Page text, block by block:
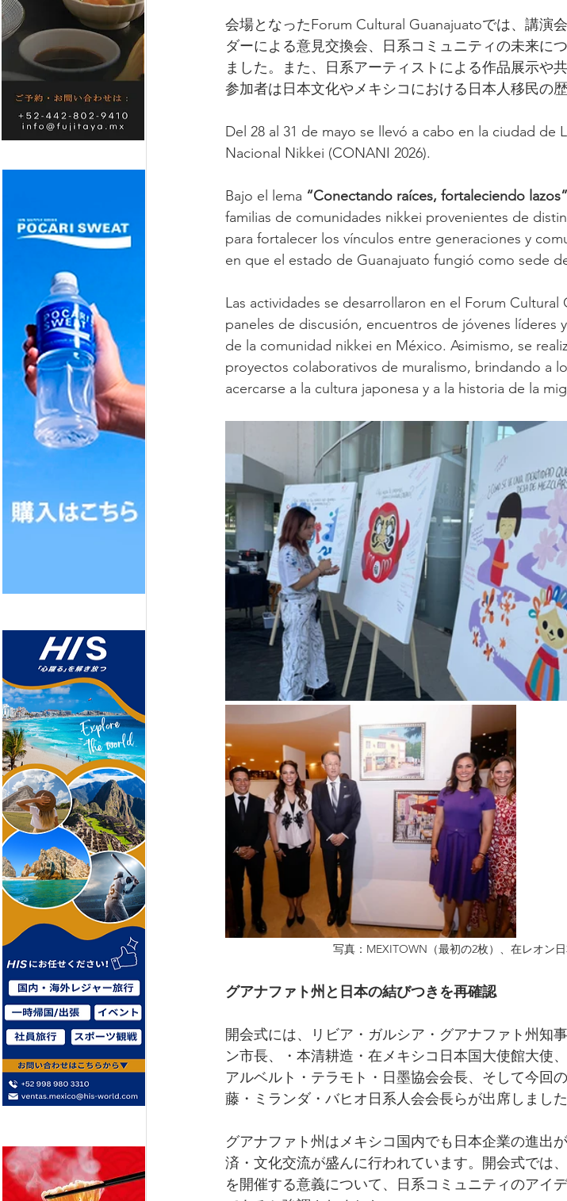
会場となったForum Cultural Guanajuatoでは、講演
ダーによる意見交換会、日系コミュニティの未来に
ました。また、日系アーティストによる作品展示や
参加者は日本文化やメキシコにおける日本人移民の
Del 28 al 31 de mayo se llevó a cabo en la ciudad de
Nacional Nikkei (CONANI 2026).
Bajo el lema “Conectando raíces, fortaleciendo lazos”
familias de comunidades nikkei provenientes de
para fortalecer los vínculos entre generaciones y
en que el estado de Guanajuato fungió como sede
Las actividades se desarrollaron en el Forum
paneles de discusión, encuentros de jóvenes líderes
de la comunidad nikkei en México. Asimismo, se
proyectos colaborativos de muralismo, brindando a
acercarse a la cultura japonesa y a la historia de la
写真：MEXITOWN（最初の2枚）、在レオン
グアナファト州と日本の結びつきを再確認
開会式には、リビア・ガルシア・グアナファト州知
ン市長、・本清耕造・在メキシコ日本国大使館大使
アルベルト・テラモト・日墨協会会長、そして今回
藤・ミランダ・バヒオ日系人会会長らが出席しました
グアナファト州はメキシコ国内でも日本企業の進出
済・文化交流が盛んに行われています。開会式では
を開催する意義について、日系コミュニティのアイ